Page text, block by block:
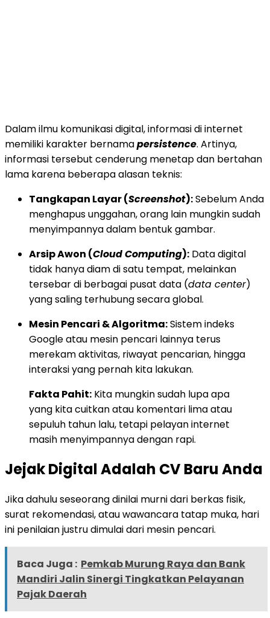
Dalam ilmu komunikasi digital, informasi di internet
memiliki karakter bernamapersistence. Artinya,
informasi tersebut cenderung menetap dan bertahan
lama karena beberapa alasan teknis:
Tangkapan Layar (Screenshot):Sebelum Anda
menghapus unggahan, orang lain mungkin sudah
menyimpannya dalam bentuk gambar.
Arsip Awon (Cloud Computing): Data digital
tidak hanya diam di satu tempat, melainkan
tersebar di berbagai pusat data (data center)
yang saling terhubung secara global.
Mesin Pencari & Algoritma:Sistem indeks
Google atau mesin pencari lainnya terus
merekam aktivitas, riwayat pencarian, hingga
interaksi yang pernah kita lakukan.
Fakta Pahit: Kita mungkin sudah lupa apa
yang kita cuitkan atau komentari lima atau
sepuluh tahun lalu, tetapi pelayan internet
masih menyimpannya dengan rapi.
Jejak Digital Adalah CV Baru Anda
Jika dahulu seseorang dinilai murni dari berkas fisik,
surat rekomendasi, atau wawancara tatap muka, hari
ini penilaian justru dimulai dari mesin pencari.
Baca Juga : Pemkab Murung Raya dan Bank
Mandiri Jalin Sinergi Tingkatkan Pelayanan
Pajak Daerah